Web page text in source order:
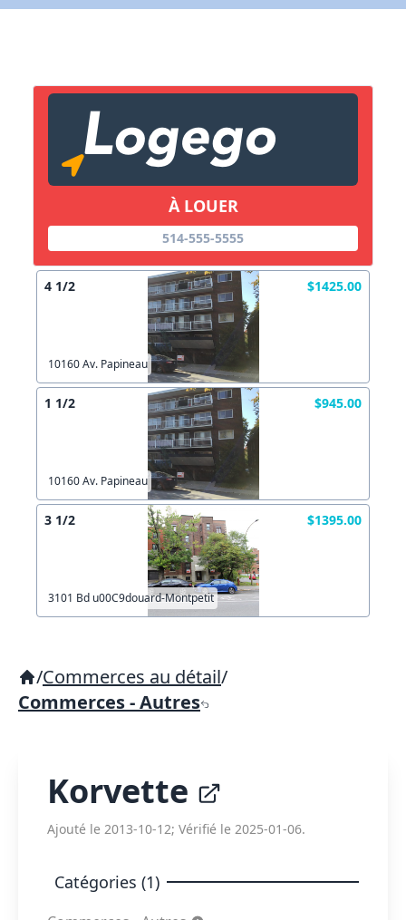
À LOUER
514-555-5555
4 1/2 $1425.00
10160 Av. Papineau
1 1/2 $945.00
10160 Av. Papineau
3 1/2 $1395.00
3101 Bd u00C9douard-Montpetit
/Commerces au détail/
Commerces - Autres
Korvette
Ajouté le 2013-10-12; Vérifié le 2025-01-06.
Catégories (1)
Lien vers inscription (sera inclus dans courriel)
Copier lien
X Fermer
X Fermer